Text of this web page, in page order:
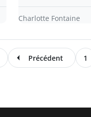
Charlotte Fontaine
Précédent 1